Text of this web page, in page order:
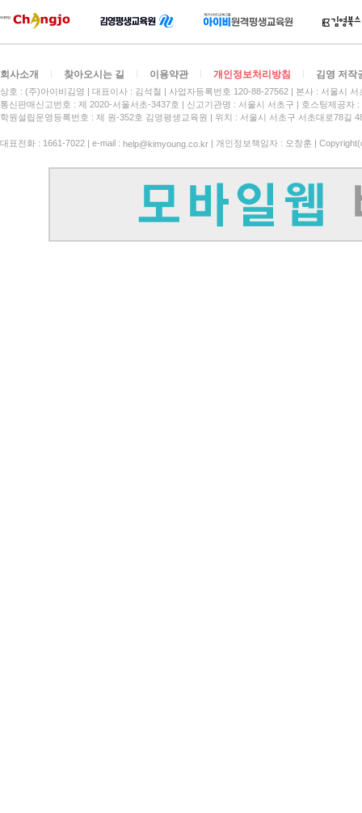
회사소개 찾아오시는 길 이용약관 개인정보처리방침 김영 저작
상호 : (주)아이비김영 대표이사 : 김석철 사업자등록번호 120-88-27562
본사 : 서울시
통신판매신고번호 : 제 2020-서울서초-3437호
신고기관명 : 서울시 서초구
호스팅제공자
학원설립운영등록번호 : 제 원-352호 김영평생교육원 | 위치 : 서울시 서초구 서초대로78길
대표전화 : 1661-7022 | e-mail : help@kimyoung.co.kr | 개인정보책임자 : 오창훈 |